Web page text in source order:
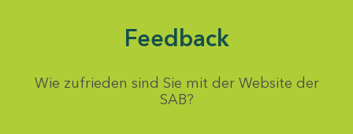
Feedback
Wie zufrieden sind Sie mit der Website der
SAB?